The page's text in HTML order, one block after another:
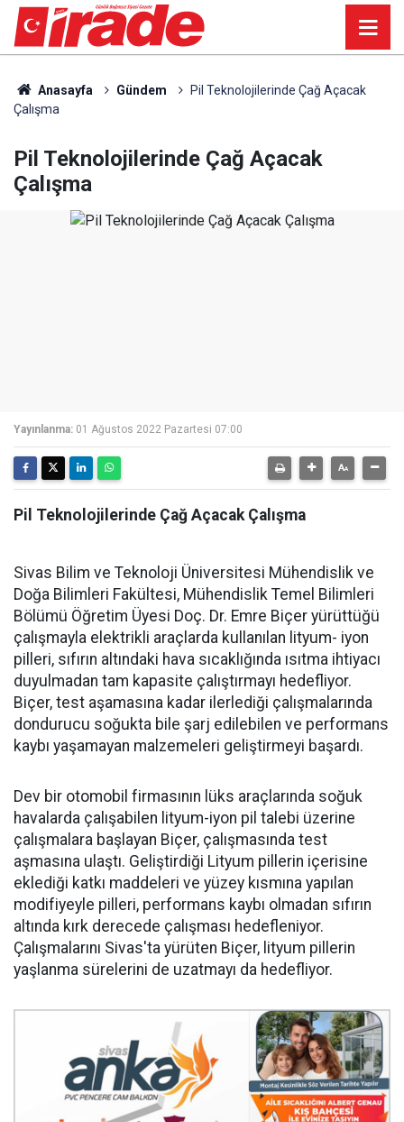
Anasayfa Gündem
Pil Teknolojilerinde Çağ Açacak
Çalışma
Pil Teknolojilerinde Çağ Açacak
Çalışma
Yayınlanma: 01 Ağustos 2022 Pazartesi 07:00
Pil Teknolojilerinde Çağ Açacak Çalışma
Sivas Bilim ve Teknoloji Üniversitesi Mühendislik ve
Doğa Bilimleri Fakültesi, Mühendislik Temel Bilimleri
Bölümü Öğretim Üyesi Doç. Dr. Emre Biçer yürüttüğü
çalışmayla elektrikli araçlarda kullanılan lityum- iyon
pilleri, sıfırın altındaki hava sıcaklığında ısıtma ihtiyacı
duyulmadan tam kapasite çalıştırmayı hedefliyor.
Biçer, test aşamasına kadar ilerlediği çalışmalarında
dondurucu soğukta bile şarj edilebilen ve performans
kaybı yaşamayan malzemeleri geliştirmeyi başardı.
Dev bir otomobil firmasının lüks araçlarında soğuk
havalarda çalışabilen lityum-iyon pil talebi üzerine
çalışmalara başlayan Biçer, çalışmasında test
aşmasına ulaştı. Geliştirdiği Lityum pillerin içerisine
eklediği katkı maddeleri ve yüzey kısmına yapılan
modifiyeyle pilleri, performans kaybı olmadan sıfırın
altında kırk derecede çalışması hedefleniyor.
Çalışmalarını Sivas'ta yürüten Biçer, lityum pillerin
yaşlanma sürelerini de uzatmayı da hedefliyor.